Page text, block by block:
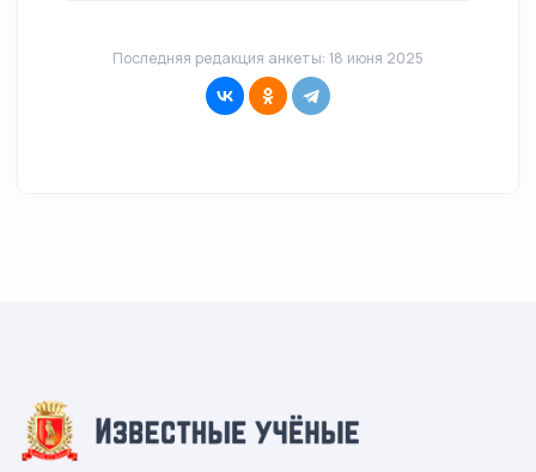
Последняя редакция анкеты: 18 июня 2025